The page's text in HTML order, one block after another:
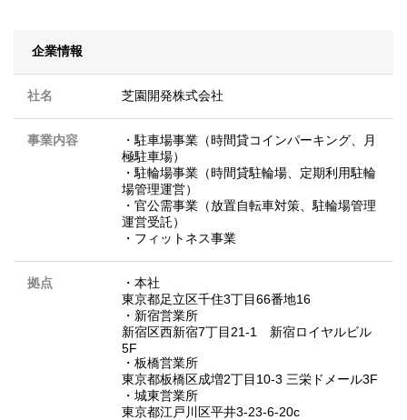
企業情報
社名 芝園開発株式会社
事業内容
・駐車場事業（時間貸コインパーキング、月
極駐車場）
・駐輪場事業（時間貸駐輪場、定期利用駐輪
場管理運営）
・官公需事業（放置自転車対策、駐輪場管理
運営受託）
・フィットネス事業
拠点
・本社
東京都足立区千住3丁目66番地16
・新宿営業所
新宿区西新宿7丁目21-1 新宿ロイヤルビル
5F
・板橋営業所
東京都板橋区成増2丁目10-3 三栄ドメール3F
・城東営業所
東京都江戸川区平井3-23-6-20c